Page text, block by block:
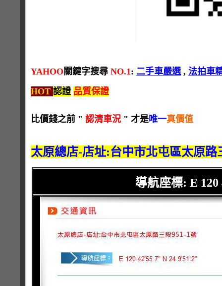
YAHOO 關鍵字搜尋 NO.1: 二手車嚴選, 法拍車
HOT 認證 品質保證
比價錢之前 " 認清車況 " 才是唯一真價值
太原總店-店址:台中市北屯區太原路
導航座標: E